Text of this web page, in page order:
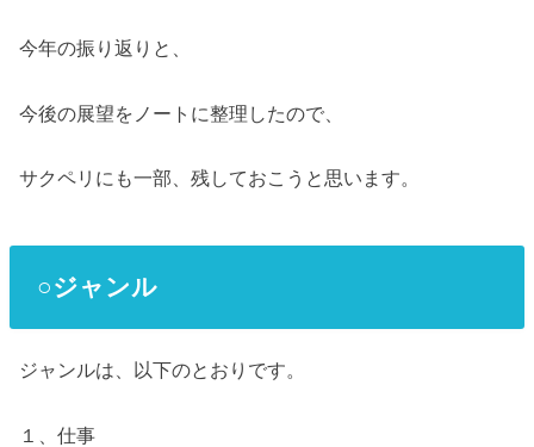
今年の振り返りと、
今後の展望をノートに整理したので、
サクペリにも一部、残しておこうと思います。
○ジャンル
ジャンルは、以下のとおりです。
１、仕事